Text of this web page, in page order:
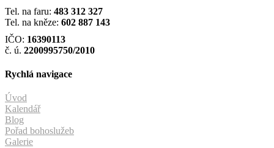
Tel. na faru: 483 312 327
Tel. na kněze: 602 887 143
IČO: 16390113
č. ú. 2200995750/2010
Rychlá navigace
Úvod
Kalendář
Blog
Pořad bohoslužeb
Galerie